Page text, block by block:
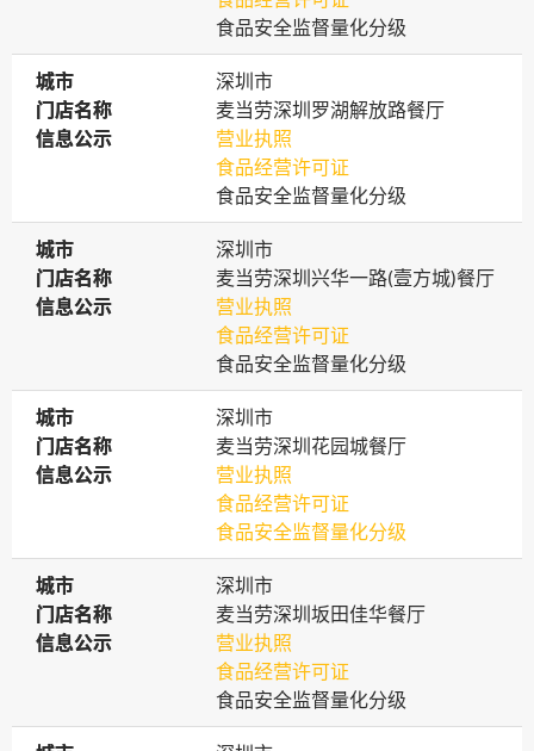
食品安全监督量化分级
城市
城市
深圳市
门店名称
门店名称
麦当劳深圳罗湖解放路餐厅
信息公示
信息公示
营业执照
食品经营许可证
食品安全监督量化分级
城市
城市
深圳市
门店名称
门店名称
麦当劳深圳兴华一路(壹方城)餐厅
信息公示
信息公示
营业执照
食品经营许可证
食品安全监督量化分级
城市
城市
深圳市
门店名称
门店名称
麦当劳深圳花园城餐厅
信息公示
信息公示
营业执照
食品经营许可证
食品安全监督量化分级
城市
城市
深圳市
门店名称
门店名称
麦当劳深圳坂田佳华餐厅
信息公示
信息公示
营业执照
食品经营许可证
食品安全监督量化分级